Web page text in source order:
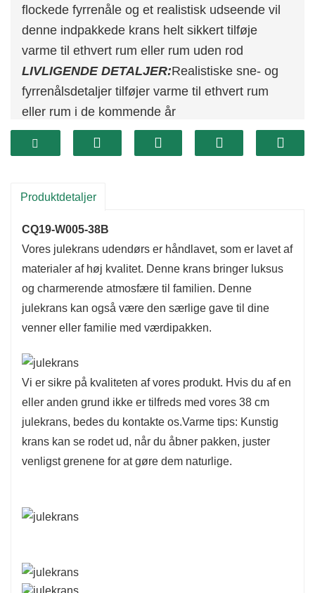
flockede fyrrenåle og et realistisk udseende vil
denne indpakkede krans helt sikkert tilføje
varme til ethvert rum eller rum uden rod
LIVLIGENDE DETALJER:Realistiske sne- og
fyrrenålsdetaljer tilføjer varme til ethvert rum
eller rum i de kommende år
ALSIGTIG UDSKYNNING:Hæng på din dør
eller hvor som helst i dit hjem for ekstra
PRAKTISK STØRRELSE:
juledekoration
Produktdetaljer
CQ19-W005-38B
Vores julekrans udendørs er håndlavet, som er lavet af
materialer af høj kvalitet. Denne krans bringer luksus
og charmerende atmosfære til familien. Denne
julekrans kan også være den særlige gave til dine
venner eller familie med værdipakken.
Vi er sikre på kvaliteten af ​​vores produkt. Hvis du af en
eller anden grund ikke er tilfreds med vores 38 cm
julekrans, bedes du kontakte os.Varme tips: Kunstig
krans kan se rodet ud, når du åbner pakken, juster
venligst grenene for at gøre dem naturlige.